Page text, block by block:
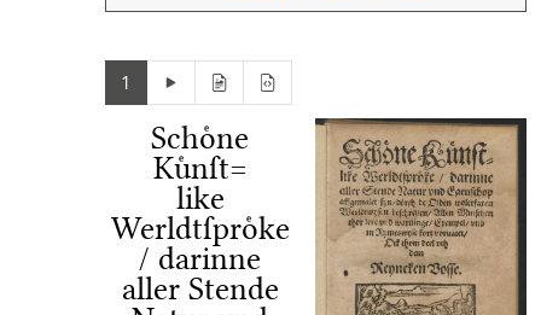
1
Schoͤne
Kuͤnſt=
like
Werldtſproͤke
/ darinne
aller Stende